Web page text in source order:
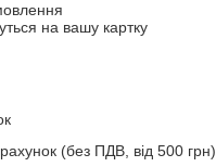
на вашу картку
(без ПДВ, від 500 грн)